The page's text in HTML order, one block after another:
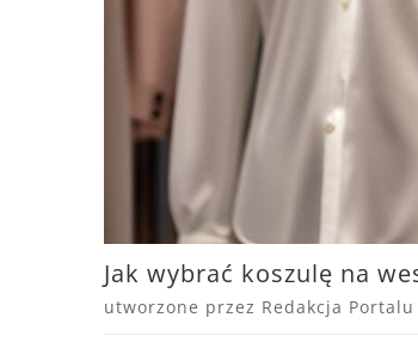
Jak wybrać koszulę na
utworzone przez Redakcja Portalu